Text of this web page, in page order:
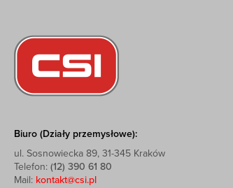
Biuro (Działy przemysłowe):
ul. Sosnowiecka 89, 31-345 Kraków
Telefon: (12) 390 61 80
Mail: kontakt@csi.pl